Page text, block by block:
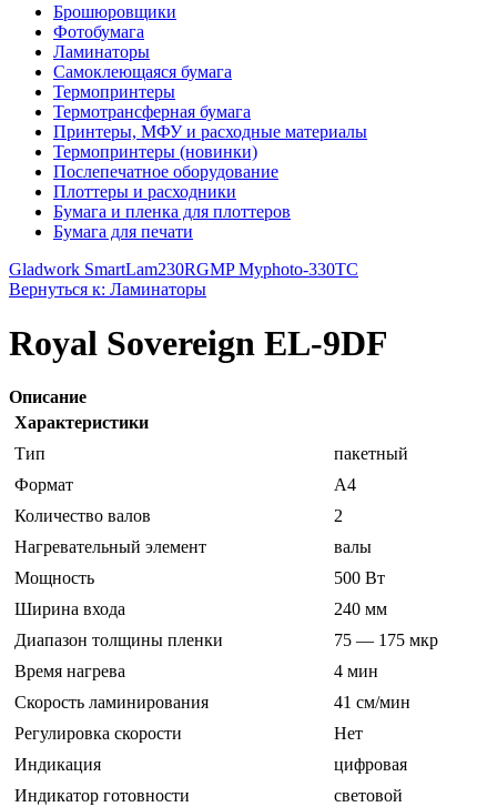
Брошюровщики
Фотобумага
Ламинаторы
Самоклеющаяся бумага
Термопринтеры
Термотрансферная бумага
Принтеры, МФУ и расходные материалы
Термопринтеры (новинки)
Послепечатное оборудование
Плоттеры и расходники
Бумага и пленка для плоттеров
Бумага для печати
Gladwork SmartLam230RGMP Myphoto-330TC
Вернуться к: Ламинаторы
Royal Sovereign EL-9DF
Описание
Характеристики
Тип
пакетный
Формат
A4
Количество валов
2
Нагревательный элемент
валы
Мощность
500 Вт
Ширина входа
240 мм
Диапазон толщины пленки
75 — 175 мкр
Время нагрева
4 мин
Скорость ламинирования
41 см/мин
Регулировка скорости
Нет
Индикация
цифровая
Индикатор готовности
световой